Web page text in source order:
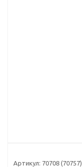
Артикул: 70708 (70757)